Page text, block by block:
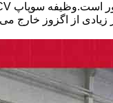
از اگزوز خارج